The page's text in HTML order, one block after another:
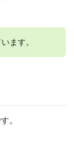
ます。
。